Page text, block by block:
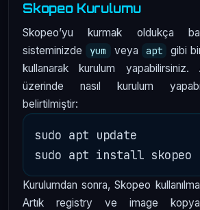
Skopeo Kurulumu
Skopeo’yu kurmak oldukça
sisteminizde
yum veya apt
gibi
kullanarak kurulum yapabilirsiniz.
üzerinde nasıl kurulum
belirtilmiştir:
sudo apt update
Kurulumdan sonra, Skopeo
Artık registry ve image